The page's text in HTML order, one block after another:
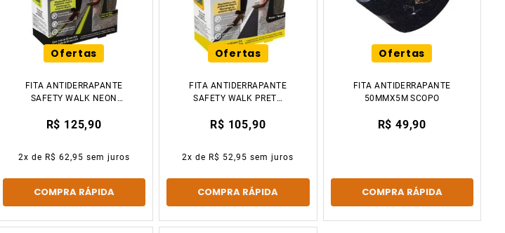
Ofertas
FITA ANTIDERRAPANTE
SAFETY WALK NEON
R$ 125,90
2x de R$ 62,95 sem juros
COMPRA RÁPIDA
Ofertas
FITA ANTIDERRAPANTE
SAFETY WALK PRETO
R$ 105,90
2x de R$ 52,95 sem juros
COMPRA RÁPIDA
Ofertas
FITA ANTIDERRAPANTE
50MMX5M SCOPO
R$ 49,90
COMPRA RÁPIDA